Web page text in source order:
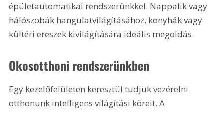
épületautomatikai rendszerünkkel. Nappalik vagy
hálószobák hangulatvilágításához, konyhák vagy
kültéri ereszek kivilágítására ideális megoldás.
Okosotthoni rendszerünkben
Egy kezelőfelületen keresztül tudjuk vezérelni
otthonunk intelligens világítási köreit. A